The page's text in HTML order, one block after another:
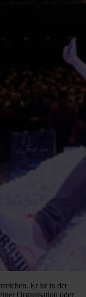
Er ist in der
Organisation oder